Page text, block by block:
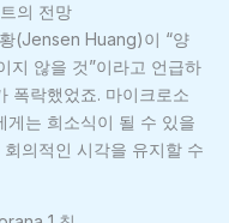
의 전망
(Jensen Huang)이 “양
지 않을 것”이라고 언급하
폭락했었죠. 마이크로소
게는 희소식이 될 수 있을
의적인 시각을 유지할 수